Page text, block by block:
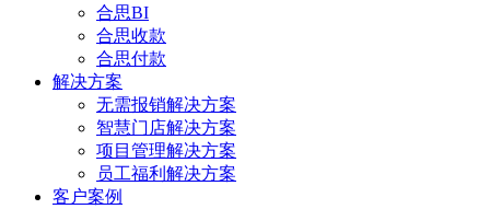
合思BI
合思收款
合思付款
解决方案
无需报销解决方案
智慧门店解决方案
项目管理解决方案
员工福利解决方案
客户案例